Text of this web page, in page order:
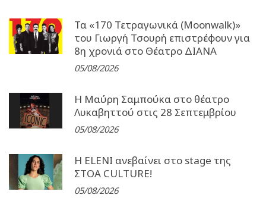
Τα «170 Τετραγωνικά (Moonwalk)»
του Γιωργή Τσουρή επιστρέφουν για
8η χρονιά στο Θέατρο ΔΙΑΝΑ
05/08/2026
Η Μαύρη Σαμπούκα στο θέατρο
Λυκαβηττού στις 28 Σεπτεμβρίου
05/08/2026
Η ELENI ανεβαίνει στο stage της
ΣΤΟΑ CULTURE!
05/08/2026